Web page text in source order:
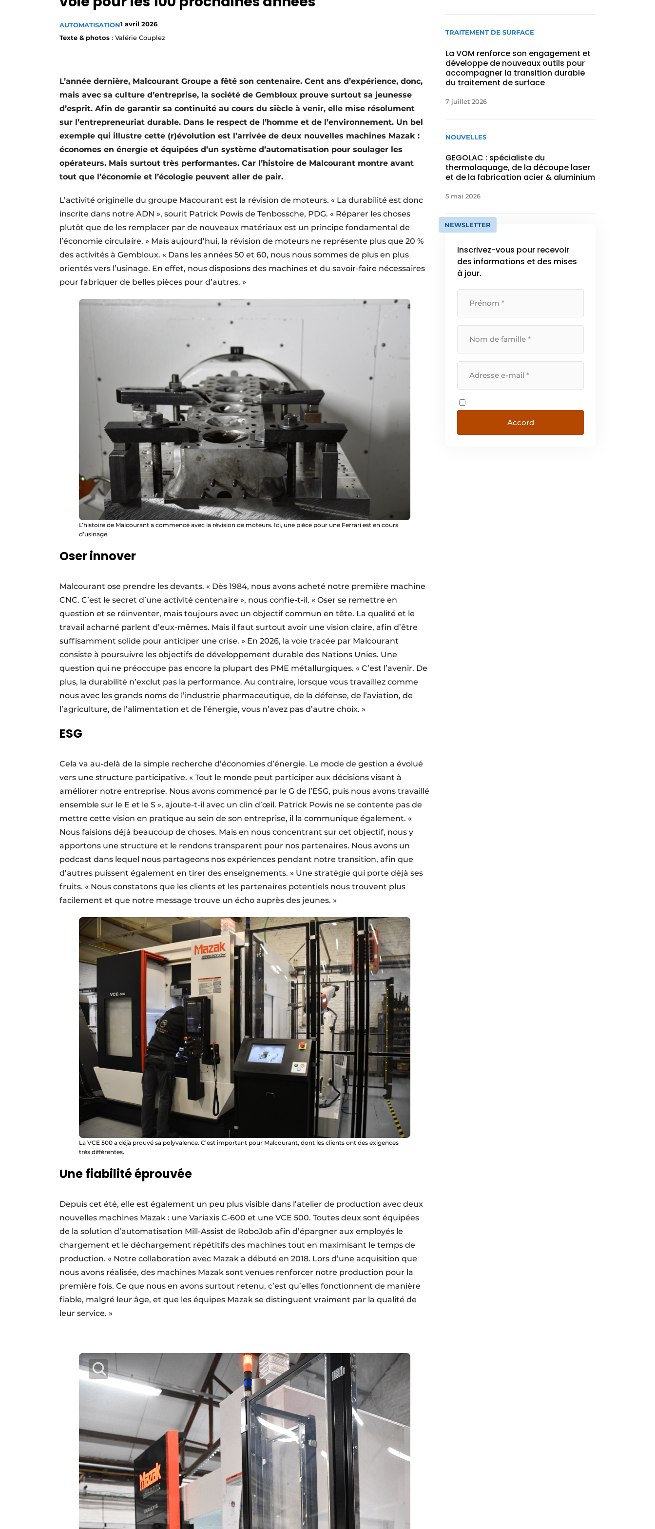
Termes et conditions
Video’s
AUTOMATISATION1 avril 2026
Texte & photos : Valérie Couplez
L’année dernière, Malcourant Groupe a fêté son centenaire. Cent ans d’expérience, donc,
mais avec sa culture d’entreprise, la société de Gembloux prouve surtout sa jeunesse
d’esprit. Afin de garantir sa continuité au cours du siècle à venir, elle mise résolument
sur l’entrepreneuriat durable. Dans le respect de l’homme et de l’environnement. Un bel
exemple qui illustre cette (r)évolution est l’arrivée de deux nouvelles machines Mazak :
économes en énergie et équipées d’un système d’automatisation pour soulager les
opérateurs. Mais surtout très performantes. Car l’histoire de Malcourant montre avant
tout que l’économie et l’écologie peuvent aller de pair.
L’activité originelle du groupe Macourant est la révision de moteurs. « La durabilité est donc
inscrite dans notre ADN », sourit Patrick Powis de Tenbossche, PDG. « Réparer les choses
plutôt que de les remplacer par de nouveaux matériaux est un principe fondamental de
l’économie circulaire. » Mais aujourd’hui, la révision de moteurs ne représente plus que 20 %
des activités à Gembloux. « Dans les années 50 et 60, nous nous sommes de plus en plus
orientés vers l’usinage. En effet, nous disposions des machines et du savoir-faire nécessaires
pour fabriquer de belles pièces pour d’autres. »
L’histoire de Malcourant a commencé avec la révision de moteurs. Ici, une pièce pour une Ferrari est en cours
d’usinage.
Oser innover
Malcourant ose prendre les devants. « Dès 1984, nous avons acheté notre première machine
CNC. C’est le secret d’une activité centenaire », nous confie-t-il. « Oser se remettre en
question et se réinventer, mais toujours avec un objectif commun en tête. La qualité et le
travail acharné parlent d’eux-mêmes. Mais il faut surtout avoir une vision claire, afin d’être
suffisamment solide pour anticiper une crise. » En 2026, la voie tracée par Malcourant
consiste à poursuivre les objectifs de développement durable des Nations Unies. Une
question qui ne préoccupe pas encore la plupart des PME métallurgiques. « C’est l’avenir. De
plus, la durabilité n’exclut pas la performance. Au contraire, lorsque vous travaillez comme
nous avec les grands noms de l’industrie pharmaceutique, de la défense, de l’aviation, de
l’agriculture, de l’alimentation et de l’énergie, vous n’avez pas d’autre choix. »
ESG
Cela va au-delà de la simple recherche d’économies d’énergie. Le mode de gestion a évolué
vers une structure participative. « Tout le monde peut participer aux décisions visant à
améliorer notre entreprise. Nous avons commencé par le G de l’ESG, puis nous avons travaillé
ensemble sur le E et le S », ajoute-t-il avec un clin d’œil. Patrick Powis ne se contente pas de
mettre cette vision en pratique au sein de son entreprise, il la communique également. «
Nous faisions déjà beaucoup de choses. Mais en nous concentrant sur cet objectif, nous y
apportons une structure et le rendons transparent pour nos partenaires. Nous avons un
podcast dans lequel nous partageons nos expériences pendant notre transition, afin que
d’autres puissent également en tirer des enseignements. » Une stratégie qui porte déjà ses
fruits. « Nous constatons que les clients et les partenaires potentiels nous trouvent plus
facilement et que notre message trouve un écho auprès des jeunes. »
La VCE 500 a déjà prouvé sa polyvalence. C’est important pour Malcourant, dont les clients ont des exigences
très différentes.
Une fiabilité éprouvée
Depuis cet été, elle est également un peu plus visible dans l’atelier de production avec deux
nouvelles machines Mazak : une Variaxis C-600 et une VCE 500. Toutes deux sont équipées
de la solution d’automatisation Mill-Assist de RoboJob afin d’épargner aux employés le
chargement et le déchargement répétitifs des machines tout en maximisant le temps de
production. « Notre collaboration avec Mazak a débuté en 2018. Lors d’une acquisition que
nous avons réalisée, des machines Mazak sont venues renforcer notre production pour la
première fois. Ce que nous en avons surtout retenu, c’est qu’elles fonctionnent de manière
fiable, malgré leur âge, et que les équipes Mazak se distinguent vraiment par la qualité de
leur service. »
TRAITEMENT DE SURFACE
La VOM renforce son engagement et
développe de nouveaux outils pour
accompagner la transition durable
du traitement de surface
7 juillet 2026
NOUVELLES
GEGOLAC : spécialiste du
thermolaquage, de la découpe laser
et de la fabrication acier & aluminium
5 mai 2026
NEWSLETTER
Inscrivez-vous pour recevoir
des informations et des mises
à jour.
Accord